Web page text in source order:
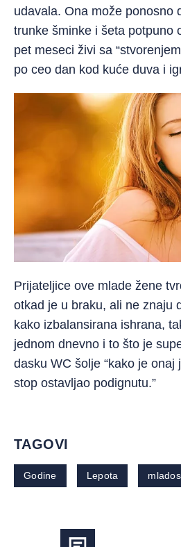
udavala. Ona može ponosno
trunke šminke i šeta potpuno
pet meseci živi sa
po ceo dan kod kuće duva i
Prijateljice ove mlade žene
otkad je u braku, ali ne znaju
kako izbalansirana ishrana,
jednom dnevno i to što je
dasku WC šolje “kako je
stop ostavljao podignutu.”
TAGOVI
Godine Lepota